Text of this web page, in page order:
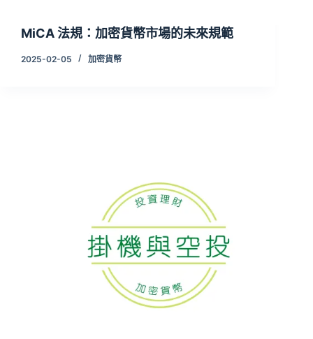
MiCA 法規：加密貨幣市場的未來規範
2025-02-05 加密貨幣